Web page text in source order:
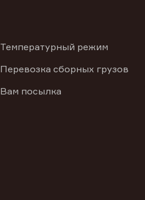
Температурный режим
Перевозка сборных грузов
Вам посылка